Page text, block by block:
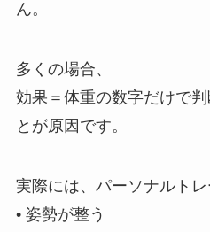
ん。
多くの場合、
効果＝体重の数字だけで
とが原因です。
実際には、パーソナルト
• 姿勢が整う